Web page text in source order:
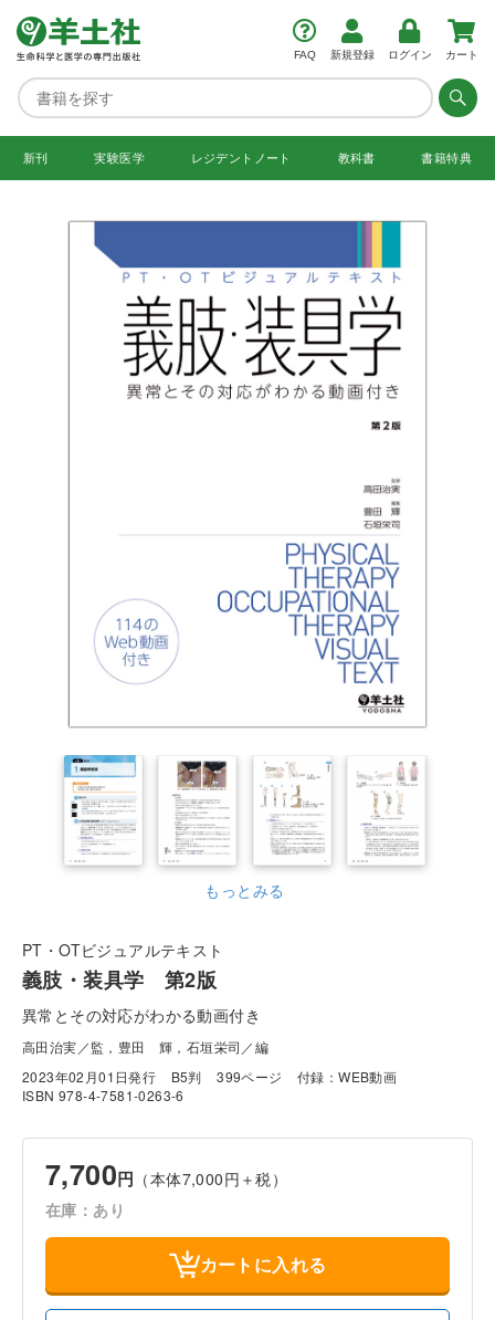
FAQ 新規登録 ログイン カート
新刊 実験医学 レジデント ノート 教科書 書籍特典
もっとみる
PT・OTビジュアルテキスト
義肢・装具学 第2版
異常とその対応がわかる動画付き
高田治実／監，豊田 輝，石垣栄司／編
2023年02月01日発行
B5判 399ページ
付録：WEB動画
ISBN 978-4-7581-0263-6
7,700円 （本体7,000円＋税）
在庫：あり
カートに入れる